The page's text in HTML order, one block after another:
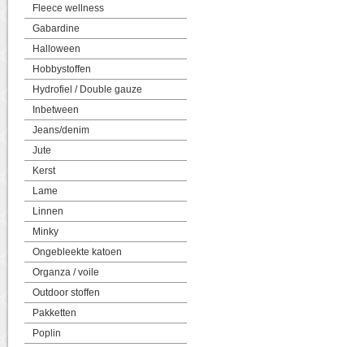
Fleece wellness
Gabardine
Halloween
Hobbystoffen
Hydrofiel / Double gauze
Inbetween
Jeans/denim
Jute
Kerst
Lame
Linnen
Minky
Ongebleekte katoen
Organza / voile
Outdoor stoffen
Pakketten
Poplin